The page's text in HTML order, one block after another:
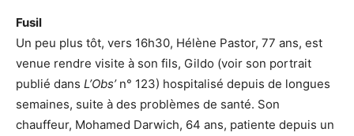
Fusil
Un peu plus tôt, vers 16h30, Hélène Pastor, 77 ans, est
venue rendre visite à son fils, Gildo (voir son portrait
publié dans L’Obs’n° 123) hospitalisé depuis de longues
semaines, suite à des problèmes de santé. Son
chauffeur, Mohamed Darwich, 64 ans, patiente depuis un